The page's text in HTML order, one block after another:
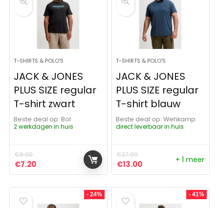
T-SHIRTS & POLO'S
JACK & JONES
PLUS SIZE regular
T-shirt zwart
Beste deal op:
Bol
2 werkdagen in huis
€8.00
Oorspronkelijke prijs was: €8.00.
€7.20Huidige prijs is: €7.20.
T-SHIRTS & POLO'S
JACK & JONES
PLUS SIZE regular
T-shirt blauw
Beste deal op:
Wehkamp
direct leverbaar in huis
€27.99
Oorspronkelijke prijs was:
€13.00Huidige prijs is:
+ 1 meer
- 24% - 41%